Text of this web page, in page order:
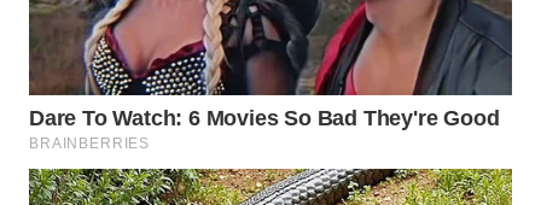
UTARA
WN
SAMOSIR
WN
PADANG